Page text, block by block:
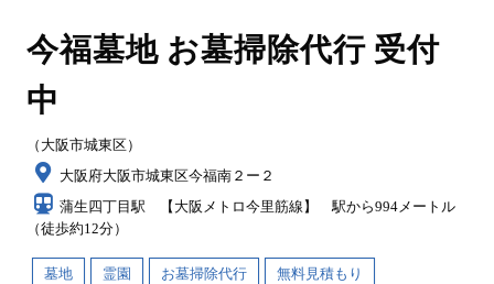
今福墓地 お墓掃除代行 受付
中
（大阪市城東区）
大阪府大阪市城東区今福南２ー２
蒲生四丁目駅 【大阪メトロ今里筋線】 駅から994メートル
（徒歩約12分）
墓地 霊園 お墓掃除代行 無料見積もり